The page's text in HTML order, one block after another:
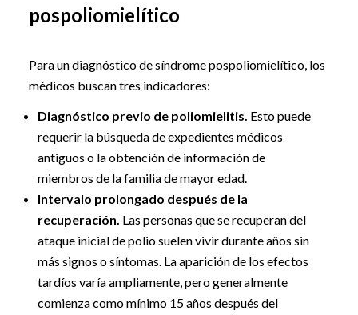
pospoliomielítico
Para un diagnóstico de síndrome pospoliomielítico, los
médicos buscan tres indicadores:
Diagnóstico previo de poliomielitis. Esto puede
requerir la búsqueda de expedientes médicos
antiguos o la obtención de información de
miembros de la familia de mayor edad.
Intervalo prolongado después de la
recuperación. Las personas que se recuperan del
ataque inicial de polio suelen vivir durante años sin
más signos o síntomas. La aparición de los efectos
tardíos varía ampliamente, pero generalmente
comienza como mínimo 15 años después del